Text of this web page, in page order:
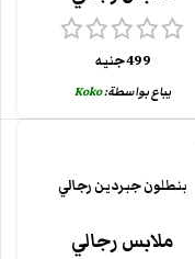
499جنيه
يباع بواسطة:Koko
بنطلون جبردين رجالي
ملابس رجالي